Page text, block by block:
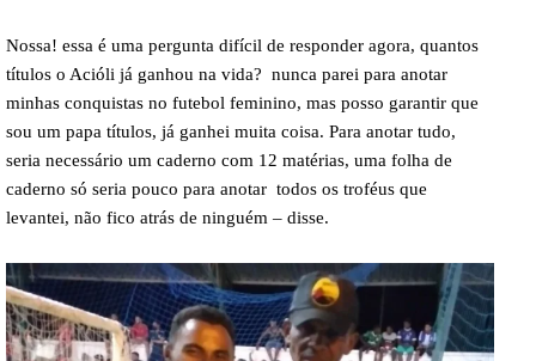
Nossa! essa é uma pergunta difícil de responder agora, quantos
títulos o Acióli já ganhou na vida? nunca parei para anotar
minhas conquistas no futebol feminino, mas posso garantir que
sou um papa títulos, já ganhei muita coisa. Para anotar tudo,
seria necessário um caderno com 12 matérias, uma folha de
caderno só seria pouco para anotar todos os troféus que
levantei, não fico atrás de ninguém – disse.